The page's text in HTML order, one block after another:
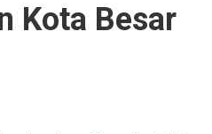
Kota Besar